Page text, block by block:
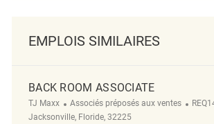
EMPLOIS SIMILAIRES
BACK ROOM ASSOCIATE
TJ Maxx Catégorie
Associés préposés aux ventes ReqId
Jacksonville, Floride, 32225